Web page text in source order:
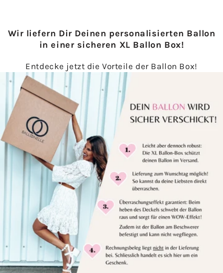
Wir liefern Dir Deinen personalisierten Ballon
in einer sicheren XL Ballon Box!
Entdecke jetzt die Vorteile der Ballon Box!